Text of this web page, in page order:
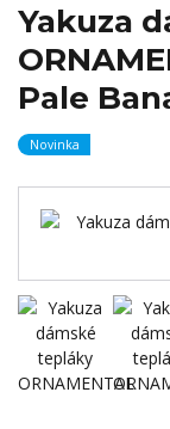
Yakuza
Pale
Novinka